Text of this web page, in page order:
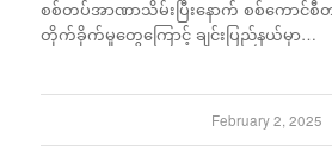
စစ်တပ်အာဏာသိမ်းပြီးနောက် စစ်ကောင်
တိုက်ခိုက်မှုတွေကြောင့် ချင်းပြည်နယ်မှာ…
February 2, 2025